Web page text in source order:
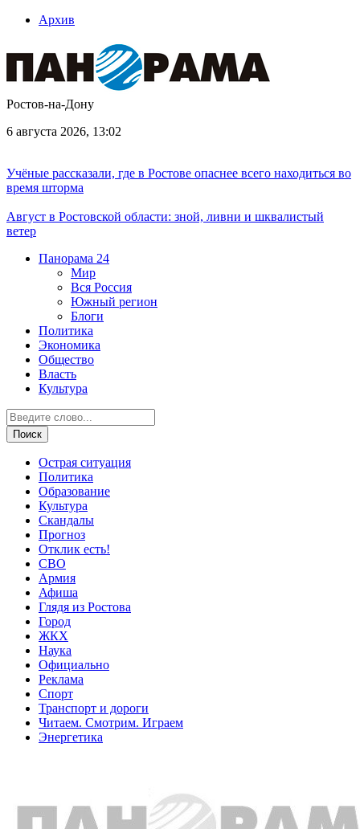
Архив
Ростов-на-Дону
6 августа 2026, 13:02
Учёные рассказали, где в Ростове опаснее всего находиться во
время шторма
Август в Ростовской области: зной, ливни и шквалистый
ветер
Панорама 24
Мир
Вся Россия
Южный регион
Блоги
Политика
Экономика
Общество
Власть
Культура
Острая ситуация
Политика
Образование
Культура
Скандалы
Прогноз
Отклик есть!
СВО
Армия
Афиша
Глядя из Ростова
Город
ЖКХ
Наука
Официально
Реклама
Спорт
Транспорт и дороги
Читаем. Смотрим. Играем
Энергетика